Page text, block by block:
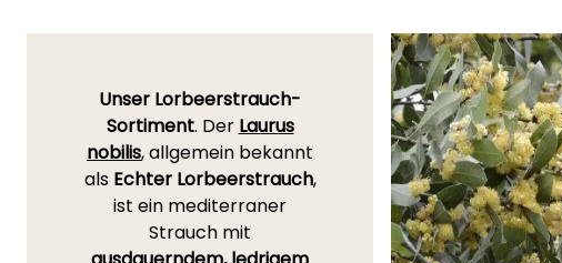
Unser Lorbeerstrauch-
Sortiment. Der Laurus
nobilis, allgemein bekannt
als Echter Lorbeerstrauch,
ist ein mediterraner
Strauch mit